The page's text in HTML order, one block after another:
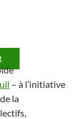
– à l’initiative
la